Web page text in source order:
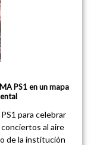
PS1 en un mapa
para celebrar
al aire
de la institución